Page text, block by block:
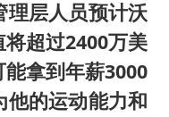
理层人员预计沃
超过2400万美
拿到年薪3000
他的运动能力和